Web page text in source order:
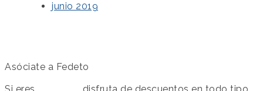
junio 2019
Asóciate a Fedeto